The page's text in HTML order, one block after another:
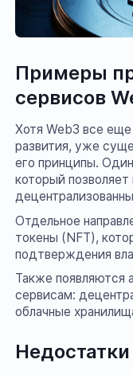
Примеры
сервисов
Хотя Web3 все еще
развития, уже
его принципы.
который
Отдельное
токены (NFT),
подтверждения
Также появляются
сервисам:
облачные